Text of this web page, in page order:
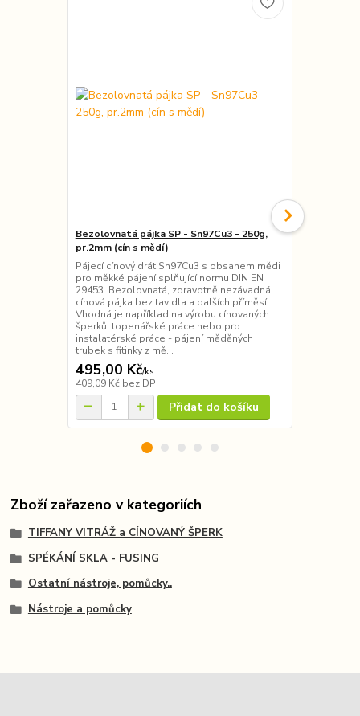
Bezolovnatá pájka SP - Sn97Cu3 - 250g,
pr.2mm (cín s mědí)
Pájecí cínový drát Sn97Cu3 s obsahem mědi
pro měkké pájení splňující normu DIN EN
29453. Bezolovnatá, zdravotně nezávadná
cínová pájka bez tavidla a dalších příměsí.
Vhodná je například na výrobu cínovaných
šperků, topenářské práce nebo pro
instalatérské práce - pájení měděných
trubek s fitinky z mě...
495,00 Kč/ks
409,09 Kč bez DPH
Přidat do košíku
Zboží zařazeno v kategoriích
TIFFANY VITRÁŽ a CÍNOVANÝ ŠPERK
SPÉKÁNÍ SKLA - FUSING
Ostatní nástroje, pomůcky..
Nástroje a pomůcky